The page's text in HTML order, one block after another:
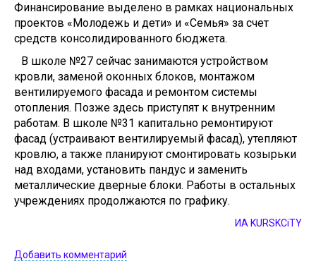
Финансирование выделено в рамках национальных
проектов «Молодежь и дети» и «Семья» за счет
средств консолидированного бюджета.
В школе №27 сейчас занимаются устройством
кровли, заменой оконных блоков, монтажом
вентилируемого фасада и ремонтом системы
отопления. Позже здесь приступят к внутренним
работам. В школе №31 капитально ремонтируют
фасад (устраивают вентилируемый фасад), утепляют
кровлю, а также планируют смонтировать козырьки
над входами, установить пандус и заменить
металлические дверные блоки. Работы в остальных
учреждениях продолжаются по графику.
ИА KURSKCiTY
Добавить комментарий